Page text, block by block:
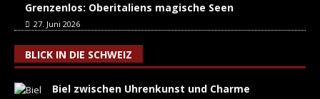
Grenzenlos: Oberitaliens magische Seen
27. Juni 2026
BLICK IN DIE SCHWEIZ
Biel zwischen Uhrenkunst und Charme